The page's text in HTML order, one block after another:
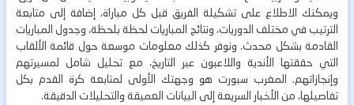
ويمكنك الاطلاع على تشكيلة الفريق قبل كل مباراة، إضافة إلى متابعة
الترتيب في مختلف الدوريات، ونتائج المباريات لحظة بلحظة، وجدول المباريات
القادمة بشكل محدث. ونوفر كذلك معلومات موسعة حول قائمة الألقاب
التي حققتها الأندية واللاعبون عبر التاريخ، مع تحليل شامل لمسيرتهم
وإنجازاتهم. المغرب سبورت هو وجهتك الأولى لمتابعة كرة القدم بكل
تفاصيلها، من الأخبار السريعة إلى البيانات العميقة والتحليلات الدقيقة.